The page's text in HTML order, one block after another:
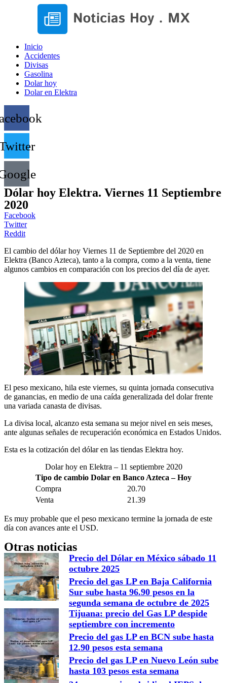
Inicio
Accidentes
Divisas
Gasolina
Dolar hoy
Dolar en Elektra
Dólar hoy Elektra. Viernes 11 Septiembre
2020
Facebook
Twitter
Reddit
El cambio del dólar hoy Viernes 11 de Septiembre del 2020 en
Elektra (Banco Azteca), tanto a la compra, como a la venta, tiene
algunos cambios en comparación con los precios del día de ayer.
El peso mexicano, hila este viernes, su quinta jornada consecutiva
de ganancias, en medio de una caída generalizada del dolar frente
una variada canasta de divisas.
La divisa local, alcanzo esta semana su mejor nivel en seis meses,
ante algunas señales de recuperación económica en Estados Unidos.
Esta es la cotización del dólar en las tiendas Elektra hoy.
Dolar hoy en Elektra – 11 septiembre 2020
Tipo de cambio Dolar en Banco Azteca – Hoy
Compra
20.70
Venta
21.39
Es muy probable que el peso mexicano termine la jornada de este
día con avances ante el USD.
Otras noticias
Precio del Dólar en México sábado 11
octubre 2025
Precio del gas LP en Baja California
Sur sube hasta 96.90 pesos en la
segunda semana de octubre de 2025
Tijuana: precio del Gas LP despide
septiembre con incremento
Precio del gas LP en BCN sube hasta
12.90 pesos esta semana
Precio del gas LP en Nuevo León sube
hasta 103 pesos esta semana